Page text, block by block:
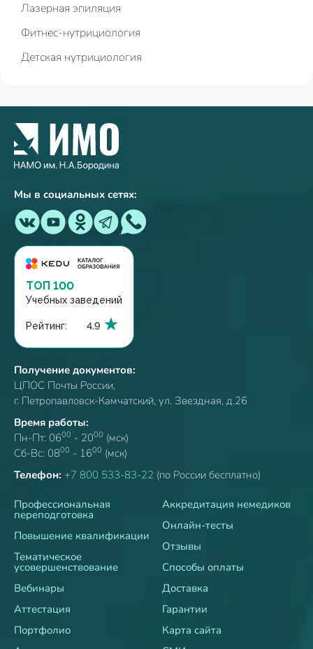
Лазерная эпиляция
Фитнес-нутрициология
Детская нутрициология
Мы в социальных сетях:
ТОП 100
Учебных заведений
Рейтинг: 4.9
Получение документов:
ЦПОС Почты России,
г. Петропавловск-Камчатский, ул. Звездная, д.26
Время работы:
Пн-Пт: 0600 - 2000 (мск)
Сб-Вс: 0800 - 1600 (мск)
Телефон: +7 800 533-83-22 (по России бесплатно)
Профессиональная
переподготовка
Повышение квалификации
Тематическое
усовершенствование
Вебинары
Аттестация
Портфолио
Аккредитация немедиков
Онлайн-тесты
Отзывы
Способы оплаты
Доставка
Гарантии
Карта сайта